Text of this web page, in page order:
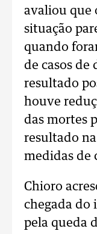
avaliou que
situação
quando
de casos de
resultado
houve
das mortes
resultado
medidas de
Chioro
chegada do
pela queda